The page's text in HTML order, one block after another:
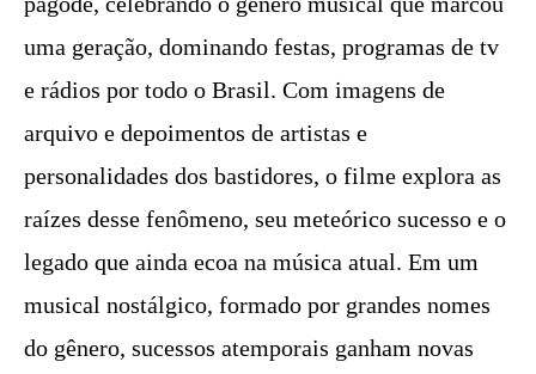
uma geração, dominando festas, programas de tv
e rádios por todo o Brasil. Com imagens de
arquivo e depoimentos de artistas e
personalidades dos bastidores, o filme explora as
raízes desse fenômeno, seu meteórico sucesso e o
legado que ainda ecoa na música atual. Em um
musical nostálgico, formado por grandes nomes
do gênero, sucessos atemporais ganham novas